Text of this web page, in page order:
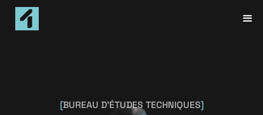
[BUREAU D'ÉTUDES TECHNIQUES]